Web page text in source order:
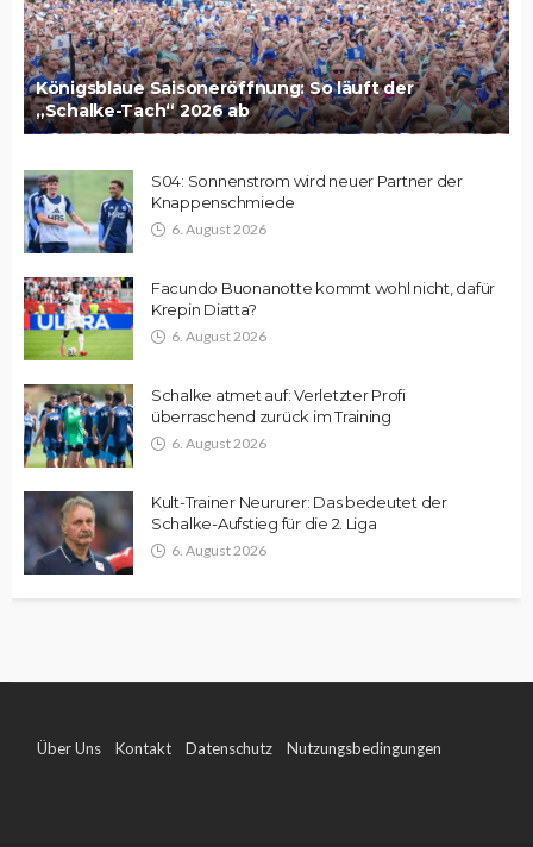
Königsblaue Saisoneröffnung: So läuft der
„Schalke-Tach“ 2026 ab
S04: Sonnenstrom wird neuer Partner der
Knappenschmiede
6. August 2026
Facundo Buonanotte kommt wohl nicht, dafür
Krepin Diatta?
6. August 2026
Schalke atmet auf: Verletzter Profi
überraschend zurück im Training
6. August 2026
Kult-Trainer Neururer: Das bedeutet der
Schalke-Aufstieg für die 2. Liga
6. August 2026
Über Uns Kontakt Datenschutz Nutzungsbedingungen